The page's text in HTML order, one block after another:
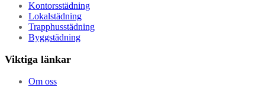
Kontorsstädning
Lokalstädning
Trapphusstädning
Byggstädning
Viktiga länkar
Om oss